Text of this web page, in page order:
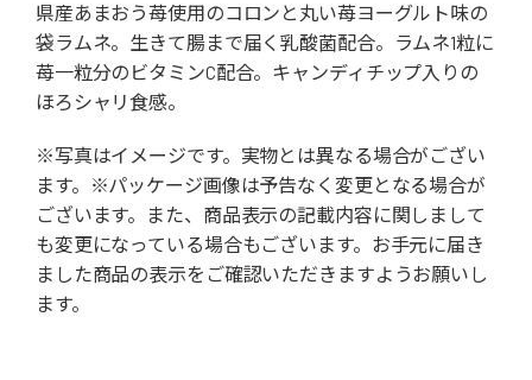
県産あまおう苺使用のコロンと丸い苺ヨーグルト味の
袋ラムネ。生きて腸まで届く乳酸菌配合。ラムネ1粒に
苺一粒分のビタミンC配合。キャンディチップ入りの
ほろシャリ食感。
※写真はイメージです。実物とは異なる場合がござい
ます。※パッケージ画像は予告なく変更となる場合が
ございます。また、商品表示の記載内容に関しまして
も変更になっている場合もございます。お手元に届き
ました商品の表示をご確認いただきますようお願いし
ます。